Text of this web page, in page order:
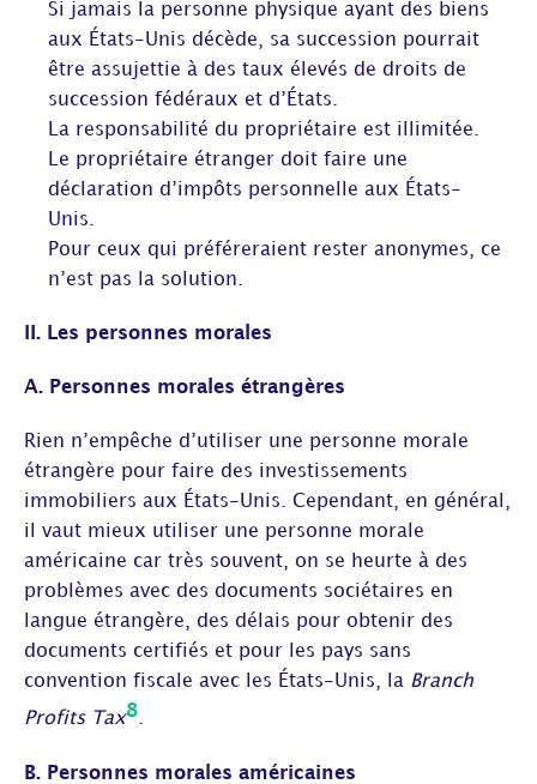
Si jamais la personne physique ayant des biens
aux États-Unis décède, sa succession pourrait
être assujettie à des taux élevés de droits de
succession fédéraux et d’États.
La responsabilité du propriétaire est illimitée.
Le propriétaire étranger doit faire une
déclaration d’impôts personnelle aux États-
Unis.
Pour ceux qui préféreraient rester anonymes, ce
n’est pas la solution.
II. Les personnes morales
A. Personnes morales étrangères
Rien n’empêche d’utiliser une personne morale
étrangère pour faire des investissements
immobiliers aux États-Unis. Cependant, en général,
il vaut mieux utiliser une personne morale
américaine car très souvent, on se heurte à des
problèmes avec des documents sociétaires en
langue étrangère, des délais pour obtenir des
documents certifiés et pour les pays sans
convention fiscale avec les États-Unis, la Branch
Profits Tax8.
B. Personnes morales américaines